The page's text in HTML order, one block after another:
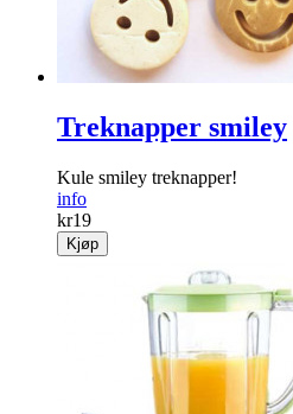
Treknapper smiley
Kule smiley treknapper!
info
kr19
Kjøp